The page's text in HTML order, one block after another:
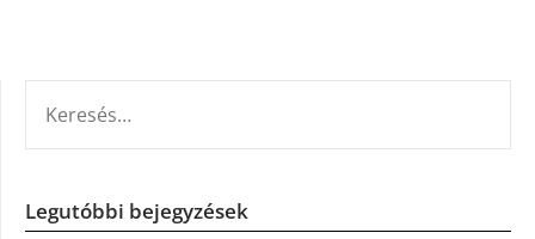
Legutóbbi bejegyzések